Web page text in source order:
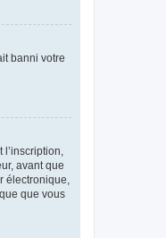
banni votre
avant que
électronique,
que vous